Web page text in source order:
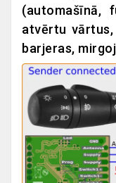
(automašīnā,
atvērtu vārtus,
barjeras,